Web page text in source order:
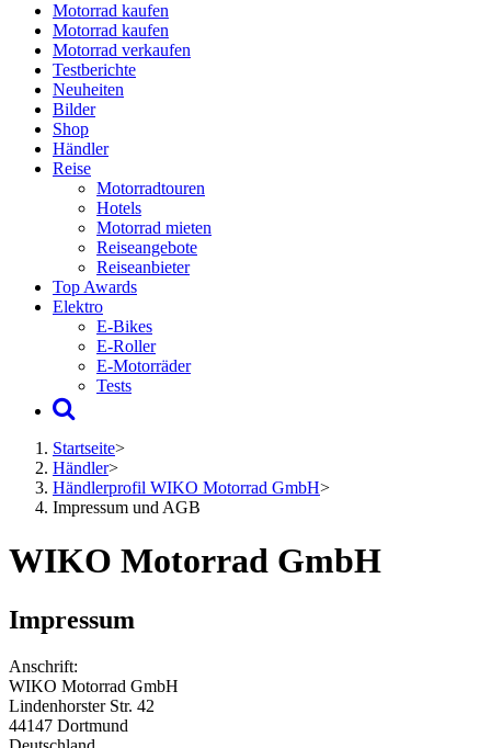
Motorrad kaufen
Motorrad kaufen
Motorrad verkaufen
Testberichte
Neuheiten
Bilder
Shop
Händler
Reise
Motorradtouren
Hotels
Motorrad mieten
Reiseangebote
Reiseanbieter
Top Awards
Elektro
E-Bikes
E-Roller
E-Motorräder
Tests
Startseite>
Händler>
Händlerprofil WIKO Motorrad GmbH>
Impressum und AGB
WIKO Motorrad GmbH
Impressum
Anschrift:
WIKO Motorrad GmbH
Lindenhorster Str. 42
44147 Dortmund